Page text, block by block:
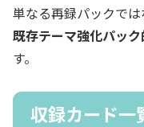
単なる再録パックでは
既存テーマ強化パッ
す。
収録カード一